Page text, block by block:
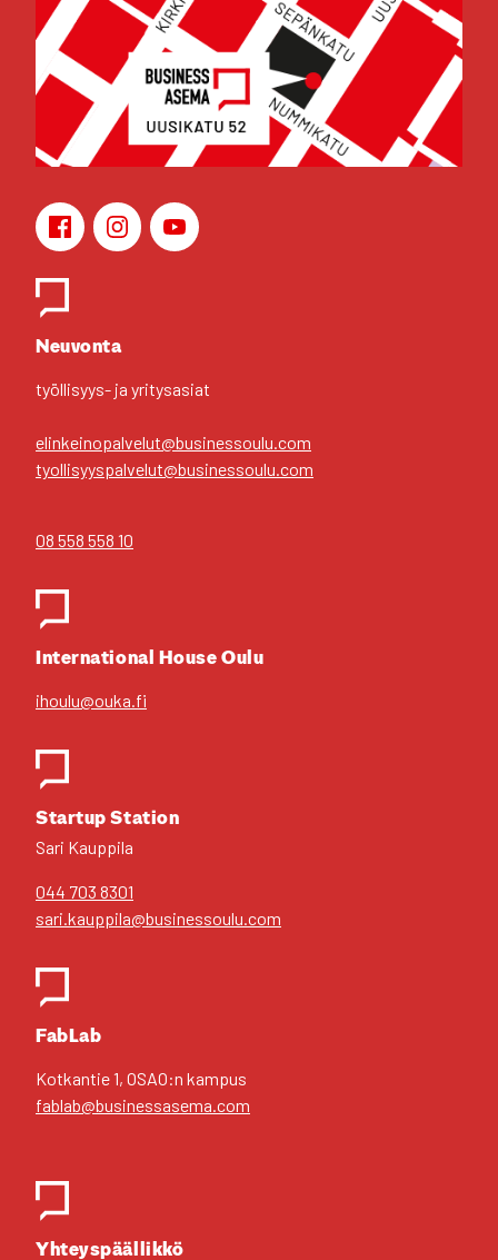
Face­bookIns­ta­gramYou­Tu­be
Neu­von­ta
työl­li­syys- ja yri­tys­asiat
elinkeinopalvelut@businessoulu.com
tyollisyyspalvelut@businessoulu.com
08 558 558 10
Inter­na­tio­nal House Oulu
ihoulu@ouka.fi
Star­tup Sta­tion
Sari Kaup­pi­la
044 703 8301
sari.kauppila@businessoulu.com
FabLab
Kot­kan­tie 1, OSAO:n kam­pus
fablab@businessasema.com
Yhteys­pääl­lik­kö